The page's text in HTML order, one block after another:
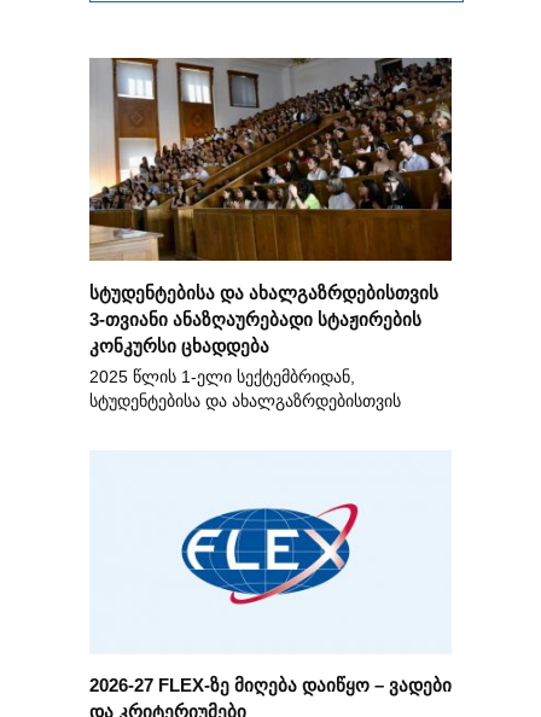
სტუდენტებისა და ახალგაზრდებისთვის
3-თვიანი ანაზღაურებადი სტაჟირების
კონკურსი ცხადდება
2025 წლის 1-ელი სექტემბრიდან,
სტუდენტებისა და ახალგაზრდებისთვის
2026-27 FLEX-ზე მიღება დაიწყო – ვადები
და კრიტერიუმები